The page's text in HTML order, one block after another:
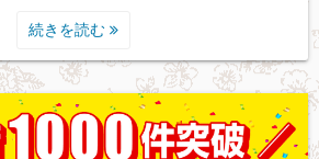
続きを読む